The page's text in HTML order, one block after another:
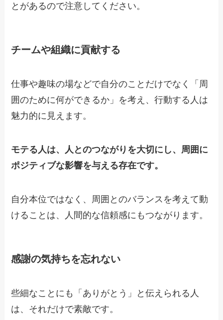
とがあるので注意してください。
チームや組織に貢献する
仕事や趣味の場などで自分のことだけでなく「周
囲のために何ができるか」を考え、行動する人は
魅力的に見えます。
モテる人は、人とのつながりを大切にし、周囲に
ポジティブな影響を与える存在です。
自分本位ではなく、周囲とのバランスを考えて動
けることは、人間的な信頼感にもつながります。
感謝の気持ちを忘れない
些細なことにも「ありがとう」と伝えられる人
は、それだけで素敵です。